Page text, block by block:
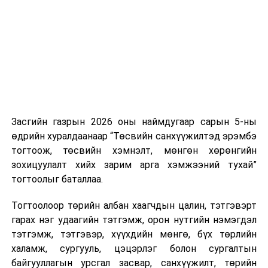
Шинэ хууль Францын зах зээлд үйлчилдэг гадаадын
дуудлагын төвүүдэд нөлөөлөхөөр байна. Тухайлбал,
Мароккогийн дуудлагын төвүүдийн орлогын 80 гаруй
хувь Францын зах зээлээс бүрддэг бөгөөд тус улсын
40–50 мянган ажлын байр эрсдэлд орж болзошгүйг
Засгийн газрын 2026 оны наймдугаар сарын 5-ны
өдрийн хуралдаанаар “Төсвийн санхүүжилтэд эрэмбэ
тогтоож, төсвийн хэмнэлт, мөнгөн хөрөнгийн
зохицуулалт хийх зарим арга хэмжээний тухай”
тогтоолыг баталлаа.
Тогтоолоор төрийн албан хаагчдын цалин, тэтгэвэрт
гарах нэг удаагийн тэтгэмж, орон нутгийн нэмэгдэл
тэтгэмж, тэтгэвэр, хүүхдийн мөнгө, бүх төрлийн
халамж, сургууль, цэцэрлэг болон сургалтын
байгууллагын урсгал засвар, санхүүжилт, төрийн